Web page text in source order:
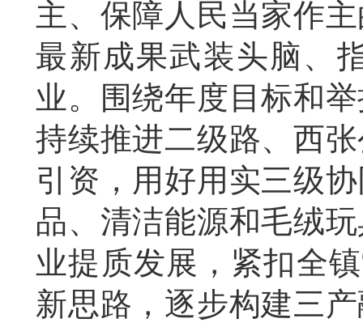
主、保障人民当家作
最新成果武装头脑、
业。围绕年度目标和
持续推进二级路、西
引资，用好用实三级
品、清洁能源和毛绒
业提质发展，紧扣全镇
新思路，逐步构建三